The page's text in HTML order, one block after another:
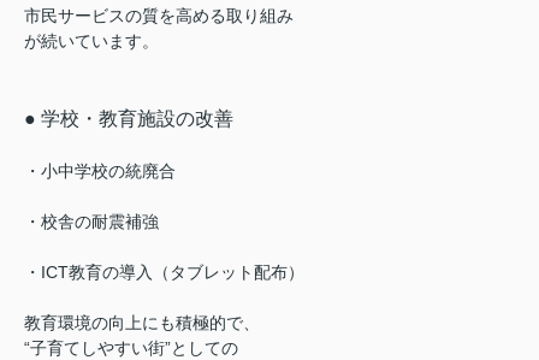
市民サービスの質を高める取り組み
が続いています。
● 学校・教育施設の改善
・小中学校の統廃合
・校舎の耐震補強
・ICT教育の導入（タブレット配布）
教育環境の向上にも積極的で、
“子育てしやすい街”としての